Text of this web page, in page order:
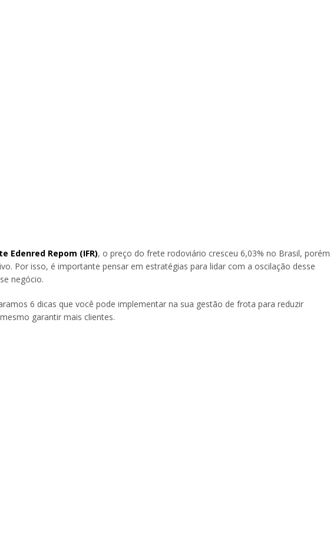
Edenred Repom (IFR), o preço do frete rodoviário cresceu 6,03% no Brasil, porém
Por isso, é importante pensar em estratégias para lidar com a oscilação desse
negócio.
6 dicas que você pode implementar na sua gestão de frota para reduzir
garantir mais clientes.